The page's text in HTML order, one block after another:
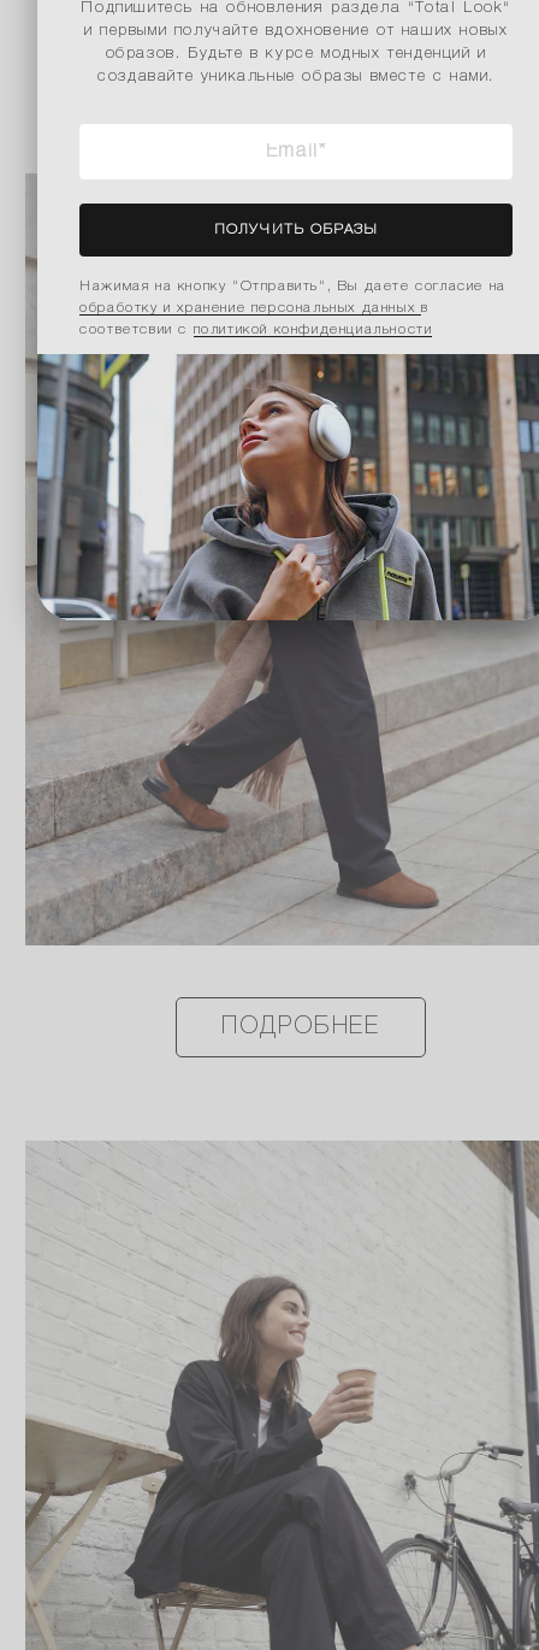
ПОДРОБНЕЕ
ПОДРОБНЕЕ
Подпишитесь на обновления раздела "Total Look"
и первыми получайте вдохновение от наших новых
образов. Будьте в курсе модных тенденций и
создавайте уникальные образы вместе с нами.
ПОЛУЧИТЬ ОБРАЗЫ
Нажимая на кнопку "Отправить", Вы даете согласие на
обработку и хранение персональных данных в
соответсвии с политикой конфиденциальности